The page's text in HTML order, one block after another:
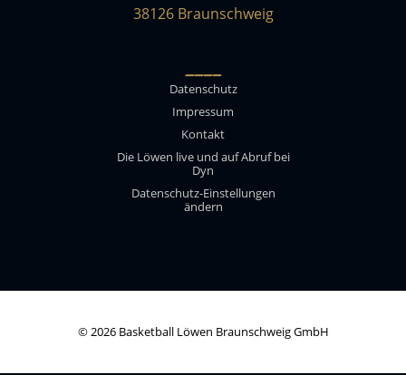
38126 Braunschweig
____
Datenschutz
Impressum
Kontakt
Die Löwen live und auf Abruf bei
Dyn
Datenschutz-Einstellungen
ändern
© 2026 Basketball Löwen Braunschweig GmbH